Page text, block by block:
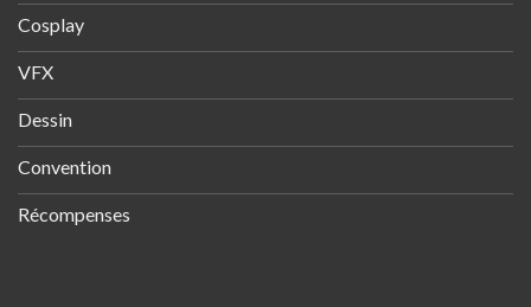
Cosplay
VFX
Dessin
Convention
Récompenses